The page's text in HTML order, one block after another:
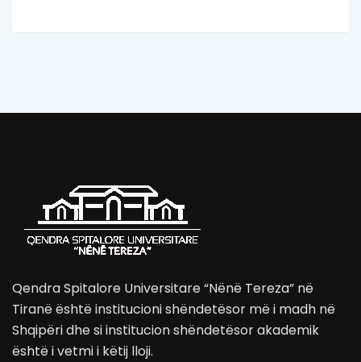
Qendra Spitalore Universitare “Nënë Tereza” në
Tiranë është institucioni shëndetësor më i madh në
Shqipëri dhe si institucion shëndetësor akademik
është i vetmi i këtij lloji.